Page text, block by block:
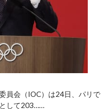
員会（IOC）は24日、パリで
して203……